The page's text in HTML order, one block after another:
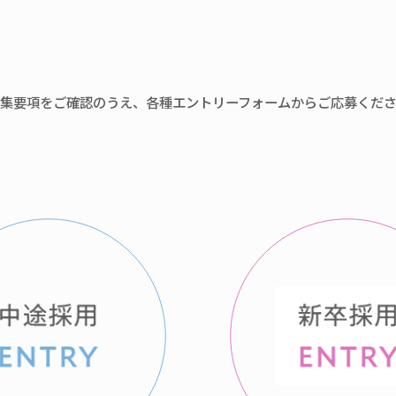
要項をご確認のうえ、 各種エントリーフォームからご応募くだ